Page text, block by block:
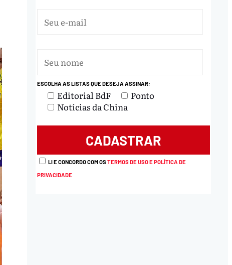
ESCOLHA AS LISTAS QUE DESEJA ASSINAR:
Editorial BdF
Ponto
Notícias da China
LI E CONCORDO COM OSTERMOS DE USO E POLÍTICA DE
PRIVACIDADE